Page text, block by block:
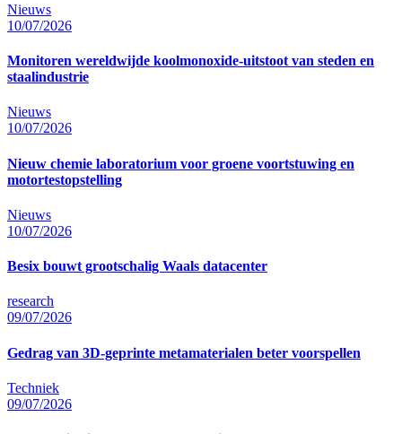
Nieuws
10/07/2026
Monitoren wereldwijde koolmonoxide-uitstoot van steden en
staalindustrie
Nieuws
10/07/2026
Nieuw chemie laboratorium voor groene voortstuwing en
motortestopstelling
Nieuws
10/07/2026
Besix bouwt grootschalig Waals datacenter
research
09/07/2026
Gedrag van 3D-geprinte metamaterialen beter voorspellen
Techniek
09/07/2026